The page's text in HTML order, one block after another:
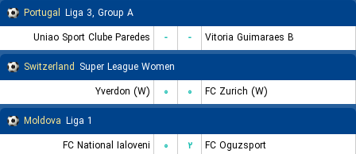
Portugal Liga 3, Group A
Uniao Sport Clube Paredes
- -
Vitoria Guimaraes B
Switzerland Super League Women
Yverdon (W)
۰ ۰
FC Zurich (W)
Moldova Liga 1
FC National Ialoveni
۰ ۲
FC Oguzsport